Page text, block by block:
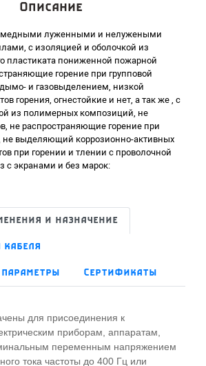
Описание
медными луженными и нелужеными
с изоляцией и оболочкой из
пластиката пониженной пожарной
горение при групповой
и газовыделением, низкой
горения, огнестойкие и нет, а так же , с
из полимерных композиций, не
не распространяющие горение при
не выделяющий коррозионно-активных
при горении и тлении с проволочной
с экранами и без марок:
и назначение
Сертификаты
для присоединения к
приборам, аппаратам,
переменным напряжением
тока частоты до 400 Гц или